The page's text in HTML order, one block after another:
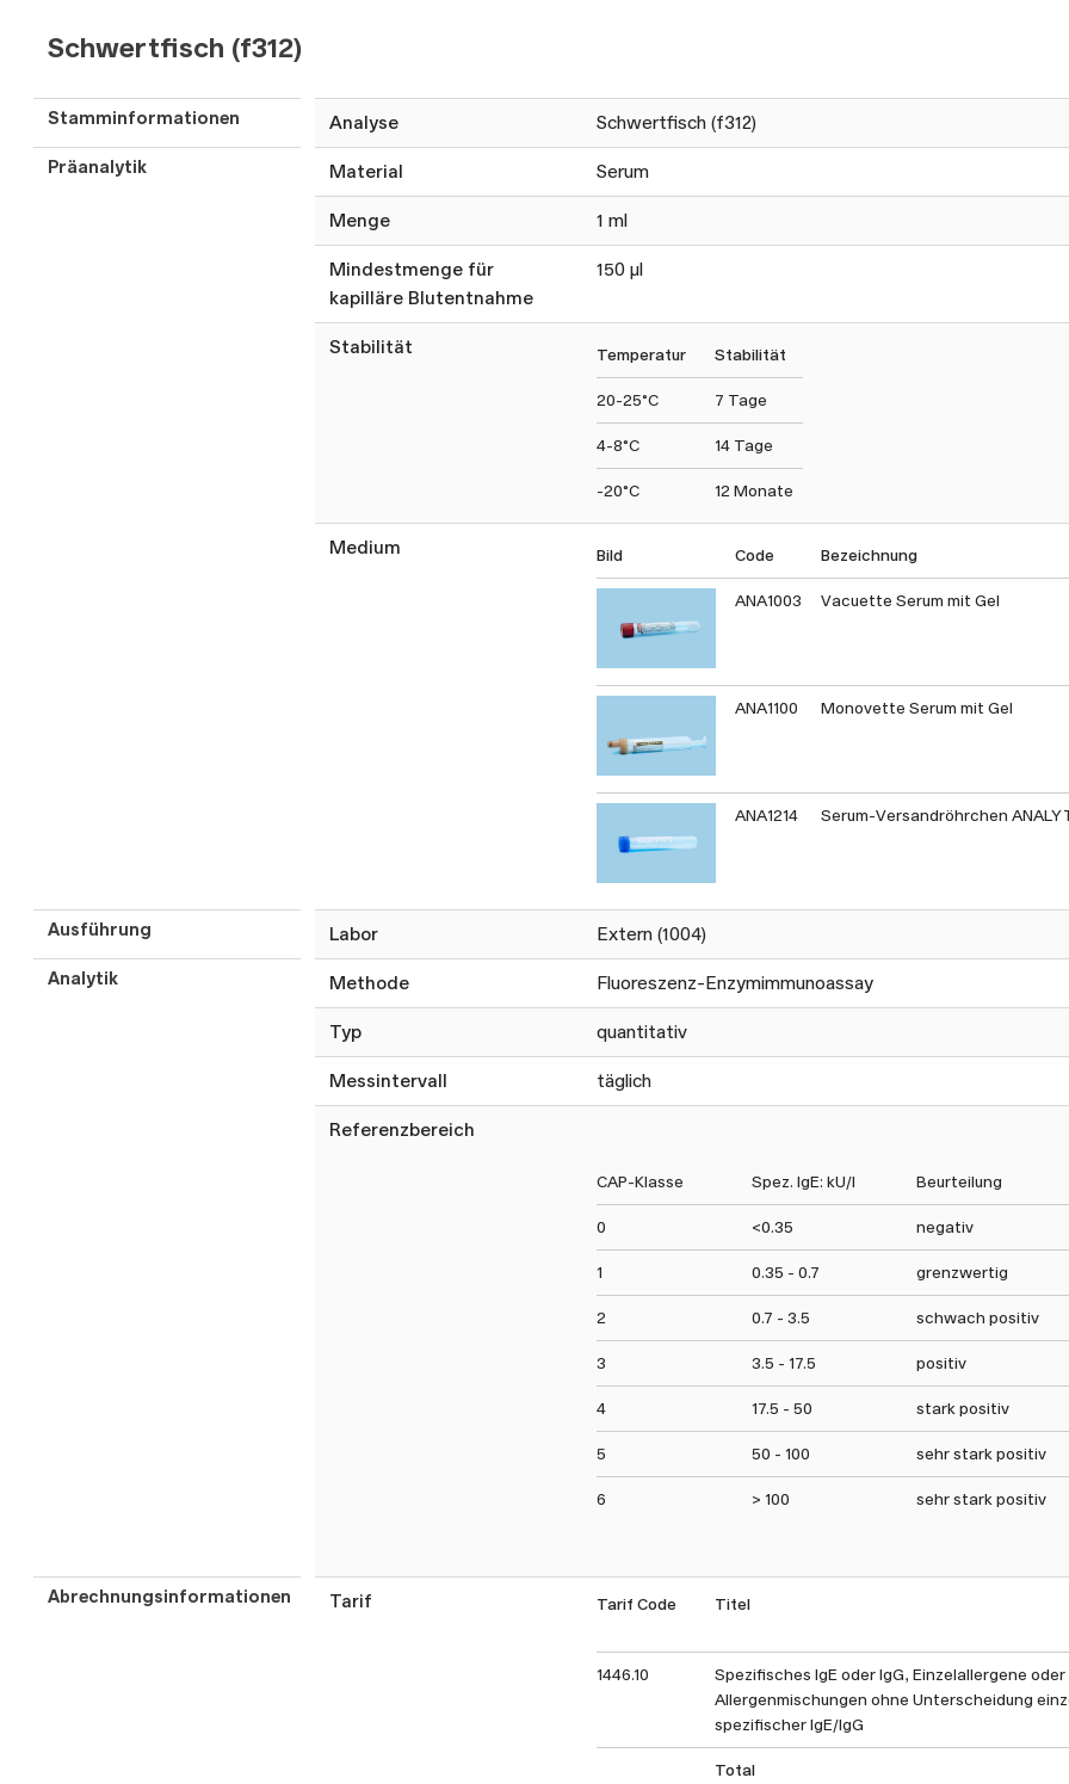
Schwertfisch (f312)
Stamminformationen Analyse Schwertfisch (f312)
Präanalytik Material Serum
Menge 1 ml
Mindestmenge für
kapilläre Blutentnahme
150 µl
Stabilität Temperatur Stabilität
20-25°C 7 Tage
4-8°C 14 Tage
-20°C 12 Monate
Medium Bild Code Bezeichnung
ANA1003 Vacuette Serum mit Gel
ANA1100 Monovette Serum mit Gel
ANA1214 Serum-Versandröhrchen
Ausführung Labor Extern (1004)
Analytik Methode Fluoreszenz-Enzymimmunoassay
Typ quantitativ
Messintervall täglich
Referenzbereich
CAP-Klasse Spez. IgE: kU/l Beurteilung
0 <0.35 negativ
1 0.35 - 0.7 grenzwertig
2 0.7 - 3.5 schwach positiv
3 3.5 - 17.5 positiv
4 17.5 - 50 stark positiv
5 50 - 100 sehr stark positiv
6 > 100 sehr stark positiv
Abrechnungsinformationen Tarif Tarif Code Titel
1446.10
Spezifisches IgE oder IgG, Einzelallergene oder
Allergenmischungen ohne Unterscheidung
spezifischer IgE/IgG
Total